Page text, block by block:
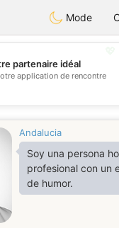
olombiaCitas
Mode
partenaire idéal
application de rencontre
Andalucia
Soy una persona
profesional con un
de humor.